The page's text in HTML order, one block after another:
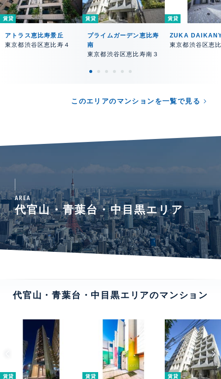
賃貸
アトラス恵比寿景丘
東京都渋谷区恵比寿４
賃貸
プライムガーデン恵比寿
南
東京都渋谷区恵比寿南３
賃貸
ZUKA
東京都渋谷区恵
このエリアのマンションを一覧で見る
AREA
代官山・青葉台・中目黒エリア
代官山・青葉台・中目黒エリアのマンション
賃貸 賃貸 賃貸